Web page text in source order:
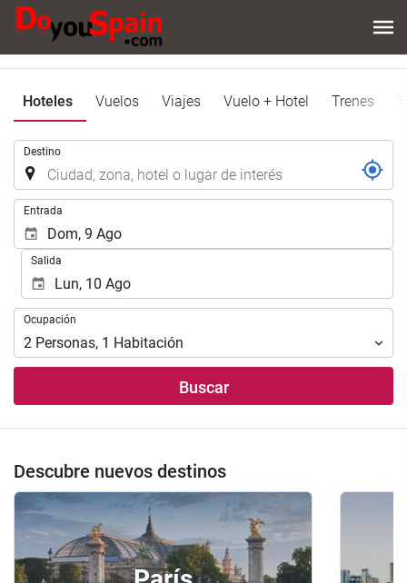
Hoteles Vuelos Viajes Vuelo + Hotel Trenes
Introduzca
lugar
de
destino
en
que
realizar
búsqueda
de
Destino
Introduzca
las
fechas
inicio
fin
para
realizar
Entrada
Salida
Ocupación
Ocupación
2 Personas, 1 Habitación
Buscar
Descubre nuevos destinos